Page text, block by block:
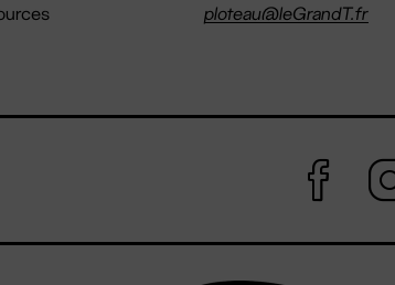
ploteau@leGrandT.fr